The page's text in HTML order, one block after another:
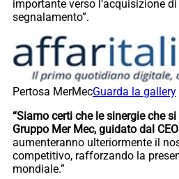
importante verso l’acquisizione
segnalamento”.
Pertosa MerMecGuarda la gallery
“Siamo certi che le sinergie che
Gruppo Mer Mec, guidato dal
aumenteranno ulteriormente il
competitivo, rafforzando la
mondiale.”